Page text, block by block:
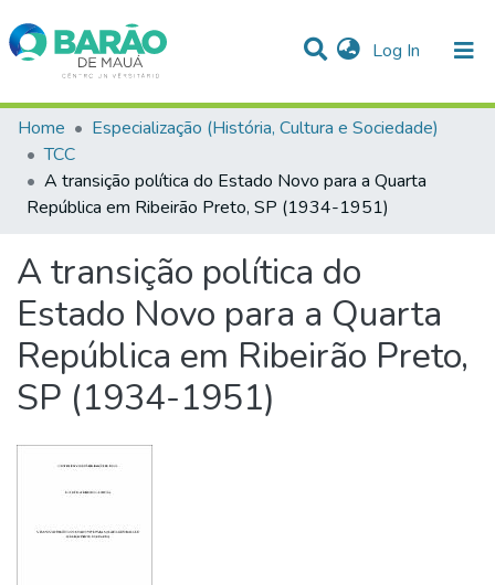
Log In (current)
Communities & Collections
Statistics
All of DSpace
Home
Especialização (História, Cultura e Sociedade)
TCC
A transição política do Estado Novo para a Quarta
República em Ribeirão Preto, SP (1934-1951)
A transição política do
Estado Novo para a Quarta
República em Ribeirão Preto,
SP (1934-1951)